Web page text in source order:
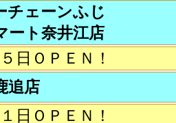
チェーンふじ
ート奈井江店
日ＯＰＥＮ！
追店
日ＯＰＥＮ！